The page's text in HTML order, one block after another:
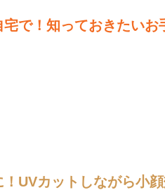
で！知っておきたいお
UVカットしながら小